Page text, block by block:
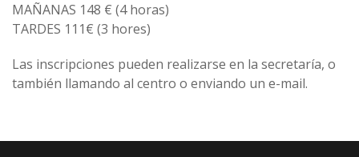
MAÑANAS 148 € (4 horas)
TARDES 111€ (3 hores)
Las inscripciones pueden realizarse en la secretaría, o
también llamando al centro o enviando un e-mail.